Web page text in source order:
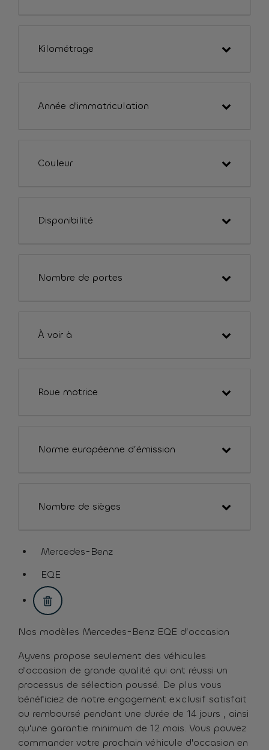
Kilométrage
Année d'immatriculation
Couleur
Disponibilité
Nombre de portes
À voir à
Roue motrice
Norme européenne d’émission
Nombre de sièges
Mercedes-Benz
EQE
assistive.text.remove.filter.button
Nos modèles Mercedes-Benz EQE d’occasion
Ayvens propose seulement des véhicules
d'occasion de grande qualité qui ont réussi un
processus de sélection poussé. De plus vous
bénéficiez de notre engagement exclusif satisfait
ou remboursé pendant une durée de 14 jours , ainsi
qu'une garantie minimum de 12 mois. Vous pouvez
commander votre prochain véhicule d'occasion en